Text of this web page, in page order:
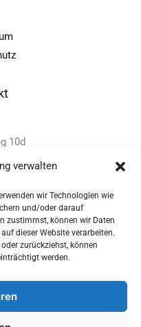
verwalten
wir Technologien wie
und/oder darauf
zustimmst, können wir Daten
dieser Website verarbeiten.
zurückziehst, können
werden.
10d
97 39 0
e.K | Alle